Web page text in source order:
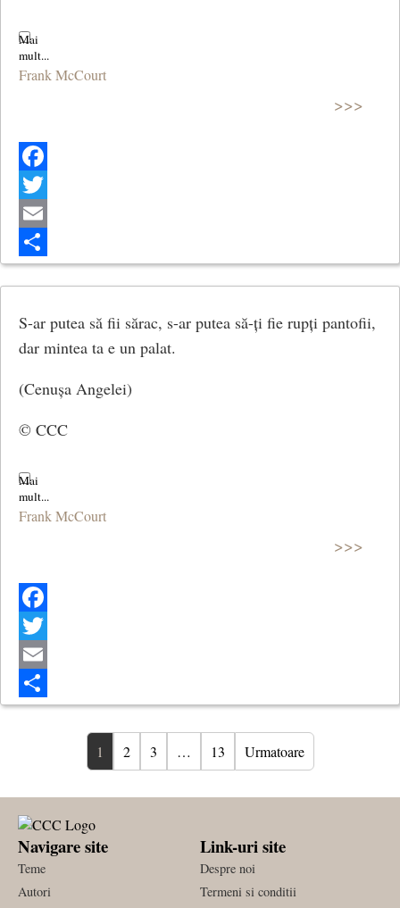
Frank McCourt
>>>
Facebook
Twitter
Email
Share
S-ar putea să fii sărac, s-ar putea să-ți fie rupți pantofii,
dar mintea ta e un palat.
(Cenușa Angelei)
© CCC
Frank McCourt
>>>
Facebook
Twitter
Email
Share
1 2 3 … 13 Urmatoare
Navigare site
Teme
Autori
Link-uri site
Despre noi
Termeni si conditii